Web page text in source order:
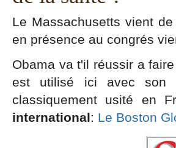
Le Massachusetts vient
en présence au congrés
Obama va t'il réussir a
est utilisé ici avec son
classiquement usité en
international: Le Boston